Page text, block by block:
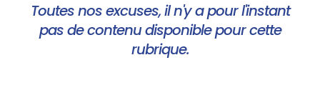
Toutes nos excuses, il n'y a pour l'instant
pas de contenu disponible pour cette
rubrique.